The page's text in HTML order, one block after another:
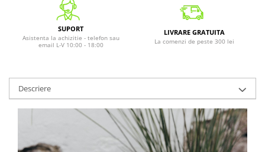
SUPORT
Asistenta la achizitie - telefon sau
email L-V 10:00 - 18:00
LIVRARE GRATUITA
La comenzi de peste 300 lei
Descriere